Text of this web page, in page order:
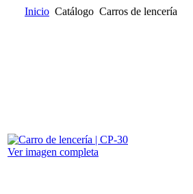
Inicio Catálogo Carros de lencería
Ver imagen completa